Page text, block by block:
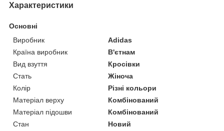
Характеристики
Основні
Виробник
Adidas
Країна виробник
В'єтнам
Вид взуття
Кросівки
Стать
Жіноча
Колір
Різні кольори
Матеріал верху
Комбінований
Матеріал підошви
Комбінований
Стан
Новий